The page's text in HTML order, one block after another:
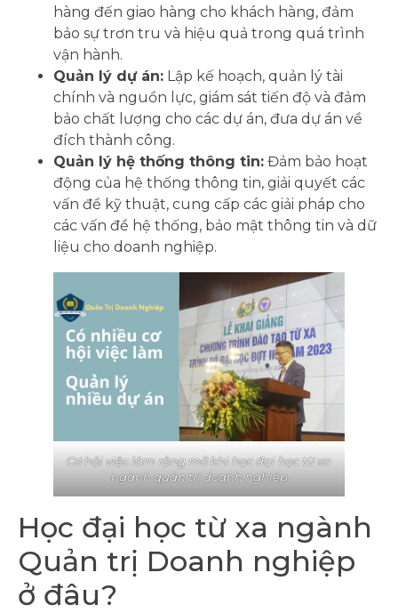
hàng đến giao hàng cho khách hàng, đảm
bảo sự trơn tru và hiệu quả trong quá trình
vận hành.
Quản lý dự án: Lập kế hoạch, quản lý tài
chính và nguồn lực, giám sát tiến độ và đảm
bảo chất lượng cho các dự án, đưa dự án về
đích thành công.
Quản lý hệ thống thông tin: Đảm bảo hoạt
động của hệ thống thông tin, giải quyết các
vấn đề kỹ thuật, cung cấp các giải pháp cho
các vấn đề hệ thống, bảo mật thông tin và dữ
liệu cho doanh nghiệp.
Cơ hội việc làm rộng mởkhi học đại học từ xa
ngành quản trị doanh nghiệp
Học đại học từ xa ngành
Quản trị Doanh nghiệp
ở đâu?